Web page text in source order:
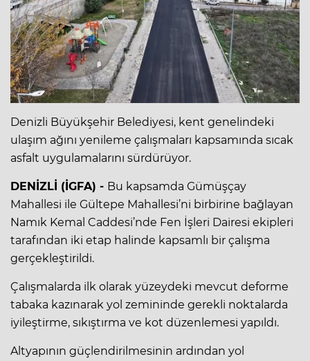
Denizli Büyükşehir Belediyesi, kent genelindeki
ulaşım ağını yenileme çalışmaları kapsamında sıcak
asfalt uygulamalarını sürdürüyor.
DENİZLİ (İGFA) - Bu kapsamda Gümüşçay
Mahallesi ile Gültepe Mahallesi’ni birbirine bağlayan
Namık Kemal Caddesi’nde Fen İşleri Dairesi ekipleri
tarafından iki etap halinde kapsamlı bir çalışma
gerçekleştirildi.
Çalışmalarda ilk olarak yüzeydeki mevcut deforme
tabaka kazınarak yol zemininde gerekli noktalarda
iyileştirme, sıkıştırma ve kot düzenlemesi yapıldı.
Altyapının güçlendirilmesinin ardından yol